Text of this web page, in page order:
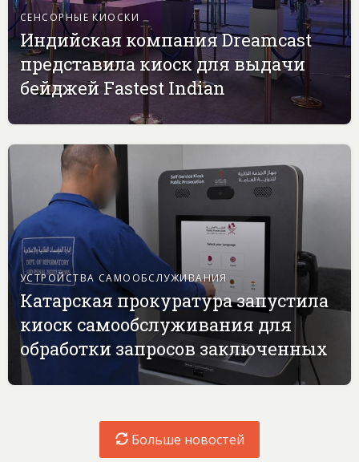
СЕНСОРНЫЕ КИОСКИ
Индийская компания Dreamcast
представила киоск для выдачи
бейджей Fastest Indian
УСТРОЙСТВА САМООБСЛУЖИВАНИЯ
Катарская прокуратура запустила
киоск самообслуживания для
обработки запросов заключенных
Больше новостей